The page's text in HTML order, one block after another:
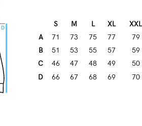
S М L XL
XXL
А
71 73 75 77
79
B
51 53 55 57
59
C
46 47 48 49
50
D
66 67 68 69 70